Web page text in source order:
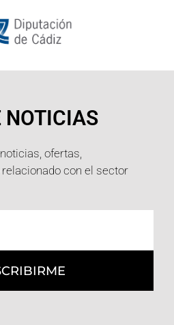
NOTICIAS
ofertas,
con el sector